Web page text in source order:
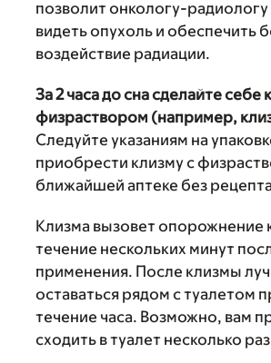
позволит онкологу-
видеть опухоль и обеспечить
воздействие радиации.
За 2 часа до сна сделайте себе
физраствором (например,
Следуйте указаниям на
приобрести клизму с
ближайшей аптеке без
Клизма вызовет опорожнение
течение нескольких минут
применения. После клизмы
оставаться рядом с туалетом
течение часа. Возможно, вам
сходить в туалет несколько